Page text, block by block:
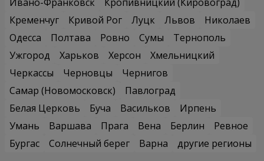
Кременчуг
Кривой Рог Луцк Львов
Николаев
Одесса
Полтава Ровно Сумы
Тернополь
Ужгород
Харьков Херсон
Хмельницкий
Черкассы
Черновцы
Чернигов
Самар (Новомосковск)
Павлоград
Белая Церковь
Буча Васильков
Ирпень
Умань
Варшава Прага Вена Берлин
Ревное
Бургас
Солнечный берег Варна
другие регионы